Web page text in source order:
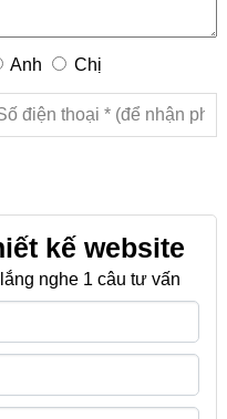
Anh Chị
kế website
nghe 1 câu tư vấn